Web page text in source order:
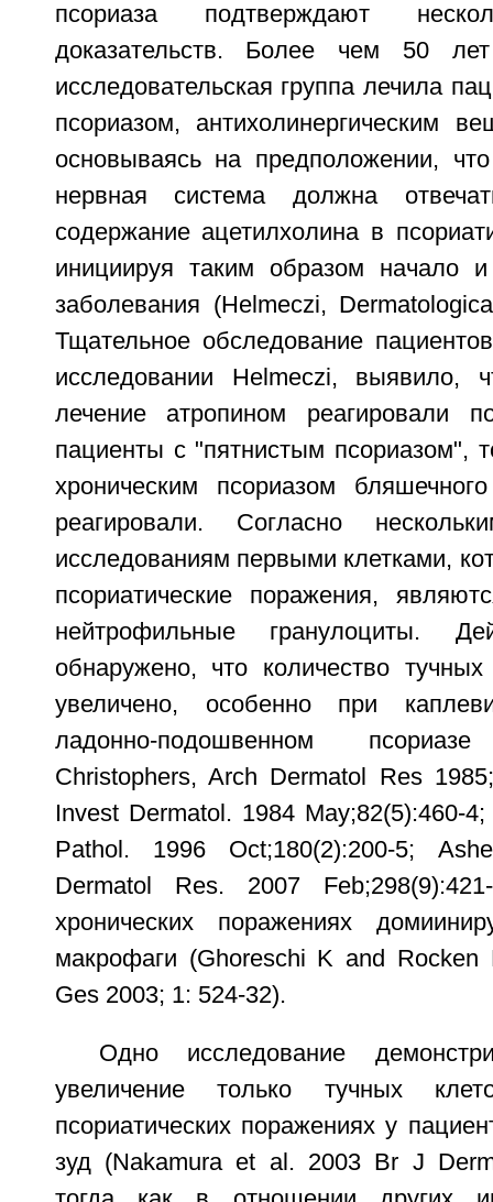
псориаза подтверждают
доказательств. Более чем 50
исследовательская группа лечила
псориазом, антихолинергическим
основываясь на предположении,
нервная система должна
содержание ацетилхолина в
инициируя таким образом начало и
заболевания (Helmeczi,
Тщательное обследование
исследовании Helmeczi, выявило,
лечение атропином реагировали
пациенты с "пятнистым псориазом",
хроническим псориазом
реагировали. Согласно
исследованиям первыми клетками,
псориатические поражения,
нейтрофильные гранулоциты.
обнаружено, что количество тучных
увеличено, особенно при
ладонно-подошвенном
Christophers, Arch Dermatol Res
Invest Dermatol. 1984 May;82(5):460-
Pathol. 1996 Oct;180(2):200-5;
Dermatol Res. 2007
хронических поражениях
макрофаги (Ghoreschi K and
Ges 2003; 1: 524-32).
Одно исследование
увеличение только тучных
псориатических поражениях у
зуд (Nakamura et al. 2003 Br J